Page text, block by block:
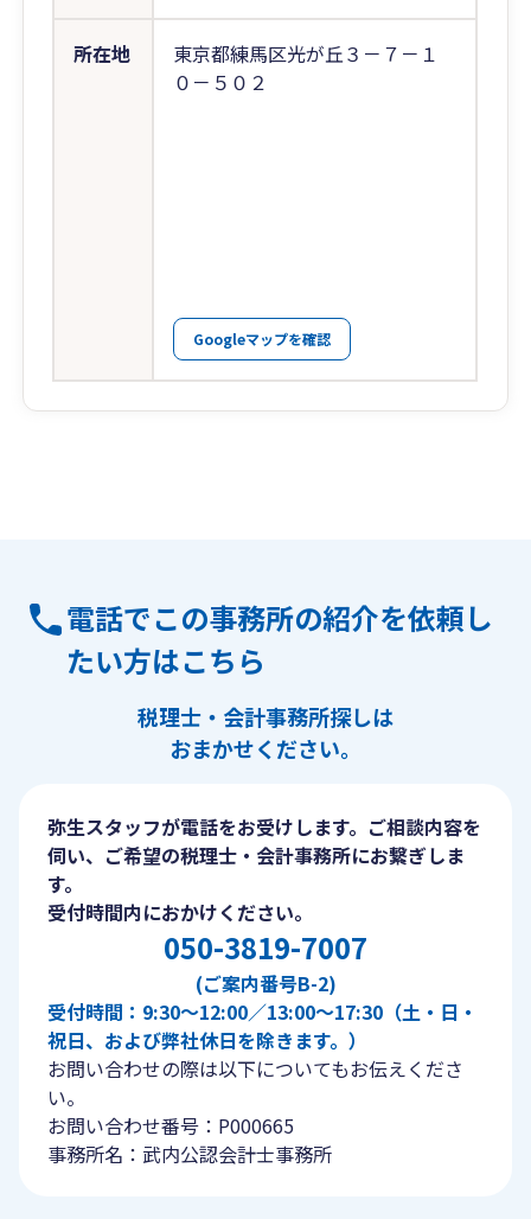
所在地
東京都練馬区光が丘３－７－１
０－５０２
Googleマップを確認
電話でこの事務所の紹介を依頼し
たい方はこちら
税理士・会計事務所探しは
おまかせください。
弥生スタッフが電話をお受けします。ご相談内容を
伺い、ご希望の税理士・会計事務所にお繋ぎしま
す。
受付時間内におかけください。
050-3819-7007
(ご案内番号B-2)
受付時間：9:30〜12:00／13:00〜17:30（土・日・
祝日、および弊社休日を除きます。）
お問い合わせの際は以下についてもお伝えくださ
い。
お問い合わせ番号：P000665
事務所名：武内公認会計士事務所